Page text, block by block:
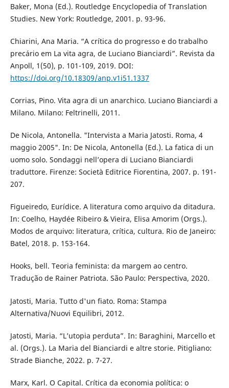
Baker, Mona (Ed.). Routledge Encyclopedia of Translation
Studies. New York: Routledge, 2001. p. 93-96.
Chiarini, Ana Maria. “A crítica do progresso e do trabalho
precário em La vita agra, de Luciano Bianciardi”. Revista da
Anpoll, 1(50), p. 101-109, 2019. DOI:
https://doi.org/10.18309/anp.v1i51.1337
Corrias, Pino. Vita agra di un anarchico. Luciano Bianciardi a
Milano. Milano: Feltrinelli, 2011.
De Nicola, Antonella. "Intervista a Maria Jatosti. Roma, 4
maggio 2005". In: De Nicola, Antonella (Ed.). La fatica di un
uomo solo. Sondaggi nell’opera di Luciano Bianciardi
traduttore. Firenze: Società Editrice Fiorentina, 2007. p. 191-
207.
Figueiredo, Eurídice. A literatura como arquivo da ditadura.
In: Coelho, Haydée Ribeiro & Vieira, Elisa Amorim (Orgs.).
Modos de arquivo: literatura, crítica, cultura. Rio de Janeiro:
Batel, 2018. p. 153-164.
Hooks, bell. Teoria feminista: da margem ao centro.
Tradução de Rainer Patriota. São Paulo: Perspectiva, 2020.
Jatosti, Maria. Tutto d'un fiato. Roma: Stampa
Alternativa/Nuovi Equilibri, 2012.
Jatosti, Maria. “L’utopia perduta”. In: Baraghini, Marcello et
al. (Orgs.). La Maria del Bianciardi e altre storie. Pitigliano:
Strade Bianche, 2022. p. 7-27.
Marx, Karl. O Capital. Crítica da economia política: o